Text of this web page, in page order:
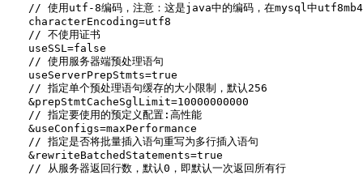
// 使用utf-8编码，注意：这是java中的编码，在mysql中utf8mb4
characterEncoding=utf8
// 不使用证书
useSSL=false
// 使用服务器端预处理语句
useServerPrepStmts=true
// 指定单个预处理语句缓存的大小限制，默认256
&prepStmtCacheSglLimit=10000000000
// 指定要使用的预定义配置:高性能
&useConfigs=maxPerformance
// 指定是否将批量插入语句重写为多行插入语句
&rewriteBatchedStatements=true
// 从服务器返回行数，默认0，即默认一次返回所有行